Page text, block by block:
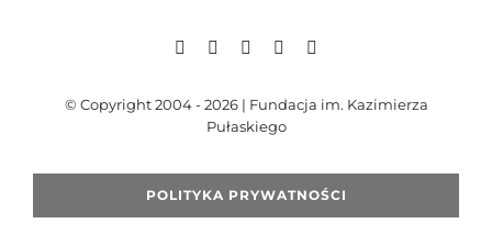
© Copyright 2004 - 2026 | Fundacja im. Kazimierza
Pułaskiego
POLITYKA PRYWATNOŚCI